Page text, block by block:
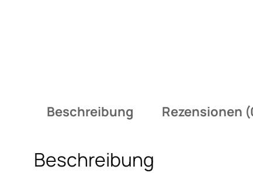
Beschreibung Rezensionen
Beschreibung